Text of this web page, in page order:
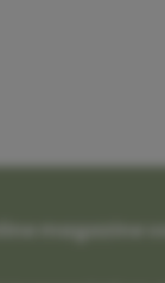
magazine